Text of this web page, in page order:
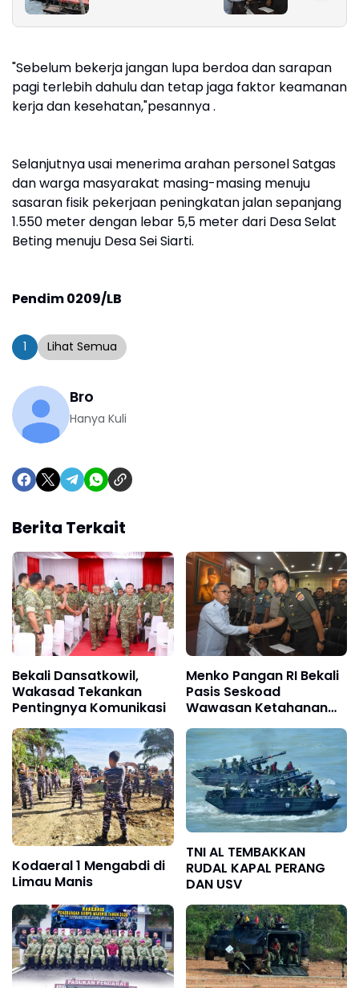
"Sebelum bekerja jangan lupa berdoa dan sarapan
pagi terlebih dahulu dan tetap jaga faktor keamanan
kerja dan kesehatan,"pesannya .
Selanjutnya usai menerima arahan personel Satgas
dan warga masyarakat masing-masing menuju
sasaran fisik pekerjaan peningkatan jalan sepanjang
1.550 meter dengan lebar 5,5 meter dari Desa Selat
Beting menuju Desa Sei Siarti.
Pendim 0209/LB
1 Lihat Semua
Bro
Hanya Kuli
Berita Terkait
Bekali Dansatkowil,
Wakasad Tekankan
Pentingnya Komunikasi
Menko Pangan RI Bekali
Pasis Seskoad
Wawasan Ketahanan
Nasional
Kodaeral 1 Mengabdi di
Limau Manis
TNI AL TEMBAKKAN
RUDAL KAPAL PERANG
DAN USV